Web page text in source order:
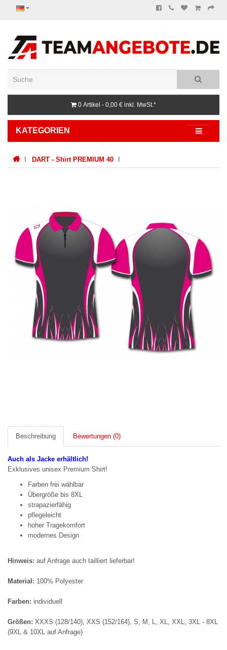
0 Artikel - 0,00 € inkl. MwSt.*
KATEGORIEN
DART - Shirt PREMIUM 40
Beschreibung Bewertungen (0)
Auch als Jacke erhältlich!
Exklusives unisex Premium Shirt!
Farben frei wählbar
Übergröße bis 8XL
strapazierfähig
pflegeleicht
hoher Tragekomfort
modernes Design
Hinweis: auf Anfrage auch tailliert lieferbar!
Material: 100% Polyester
Farben: individuell
Größen: XXXS (128/140), XXS (152/164), S, M, L, XL, XXL, 3XL - 8XL
(9XL & 10XL auf Anfrage)